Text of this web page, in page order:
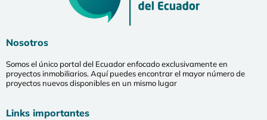
Nosotros
Somos el único portal del Ecuador enfocado exclusivamente en
proyectos inmobiliarios. Aquí puedes encontrar el mayor número de
proyectos nuevos disponibles en un mismo lugar
Links importantes